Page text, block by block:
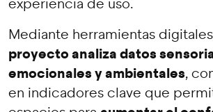
experiencia de uso.
Mediante herramientas digitales
proyecto analiza datos
emocionales y ambientales,
en indicadores clave que